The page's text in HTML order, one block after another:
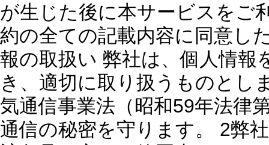
が生じた後に本サービスをご
約の全ての記載内容に同意し
報の取扱い 弊社は、個人情
き、適切に取り扱うものとし
気通信事業法（昭和59年法律
通信の秘密を守ります。 2弊